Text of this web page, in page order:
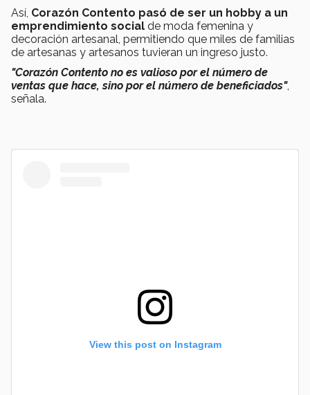
Así, Corazón Contento pasó de ser un hobby a un
emprendimiento social de moda femenina y
decoración artesanal, permitiendo que miles de familias
de artesanas y artesanos tuvieran un ingreso justo.
"Corazón Contento no es valioso por el número de
ventas que hace, sino por el número de beneficiados",
señala.
View this post on Instagram